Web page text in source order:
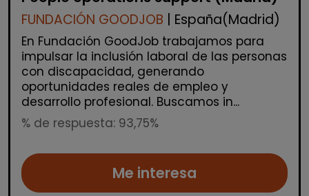
FUNDACIÓN GOODJOB | España(Madrid)
En Fundación GoodJob trabajamos para
impulsar la inclusión laboral de las personas
con discapacidad, generando
oportunidades reales de empleo y
desarrollo profesional. Buscamos in...
% de respuesta: 93,75%
Me interesa